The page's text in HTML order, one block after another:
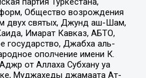
Общество возрождения
двух святых, Джунд аш-Шам,
Имарат Кавказ, АБТО,
государство, Джабха аль-
ополчение имени К.
от Аллаха Субхану уа
Муджахеды джамаата Ат-